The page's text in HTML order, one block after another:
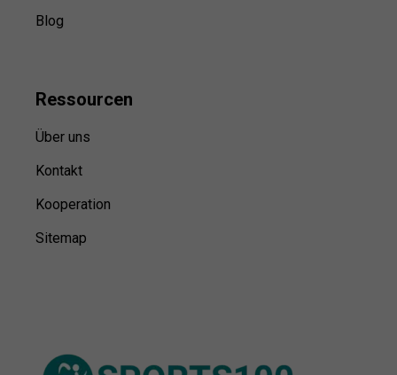
Blog
Ressourcen
Über uns
Kontakt
Kooperation
Sitemap